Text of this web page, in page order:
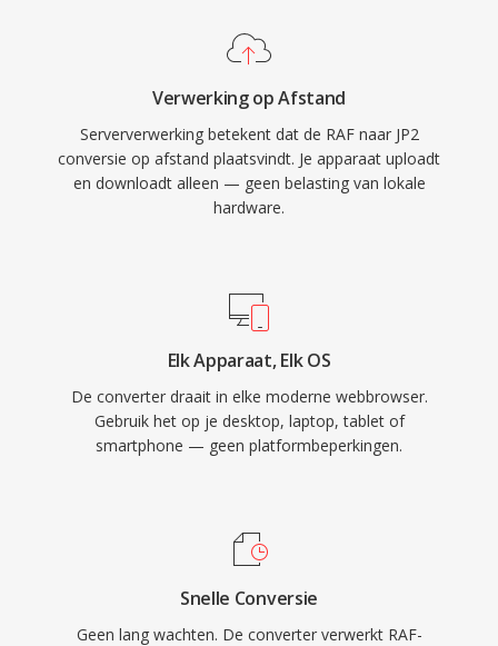
Verwerking op Afstand
Serververwerking betekent dat de RAF naar JP2
conversie op afstand plaatsvindt. Je apparaat uploadt
en downloadt alleen — geen belasting van lokale
hardware.
Elk Apparaat, Elk OS
De converter draait in elke moderne webbrowser.
Gebruik het op je desktop, laptop, tablet of
smartphone — geen platformbeperkingen.
Snelle Conversie
Geen lang wachten. De converter verwerkt RAF-